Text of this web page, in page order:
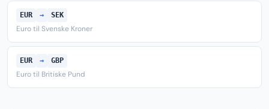
EUR → SEK
Euro til Svenske Kroner
EUR → GBP
Euro til Britiske Pund